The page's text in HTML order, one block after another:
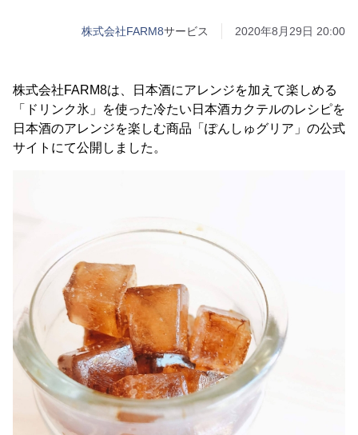
株式会社FARM8サービス 2020年8月29日 20:00
株式会社FARM8は、日本酒にアレンジを加えて楽しめる
「ドリンク氷」を使った冷たい日本酒カクテルのレシピを
日本酒のアレンジを楽しむ商品「ぽんしゅグリア」の公式
サイトにて公開しました。